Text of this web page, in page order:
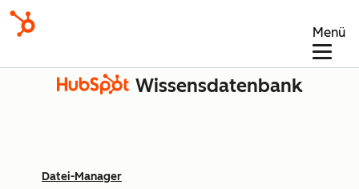
Menü
Wissensdatenbank
Datei-Manager